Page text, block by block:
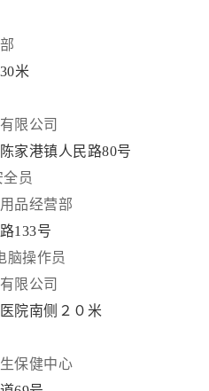
米
限公司
家港镇人民路80号
全员
品经营部
133号
脑操作员
限公司
院南侧２０米
保健中心